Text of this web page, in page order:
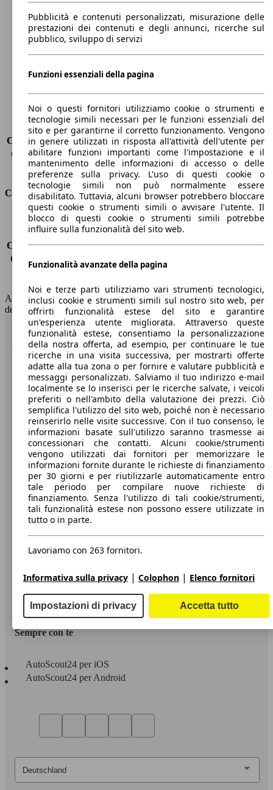
Lunghezza
4600 mm
Altezza
1490 mm
Larghezza
Peso massimo
1815 kg
Sedili
5
Carico sul tetto
-
Capacità di traino (senza freni) -
Capacità di traino (con freni)
350 kg
Volume del bagagliaio
530 - 1658 l
Consumi
Emissioni di CO2*
92 g/km (komb.)
Consumo (urbano)
3.9 l/100km
Consumo (extra-urbano) 3.9 l/100km
Consumo (combinato)*
4.0 l/100km
Capacità del serbatoio
45 l
AutoScout24 non si assume alcuna responsabilità per la correttezza
dei dati.
Torna su
Benvenuti su AutoScout24, il mercato auto europeo.
Società
A proposito di AutoScout24
Stampa
Media
Condizioni generali
Informazioni
Privacy
Dichiarazione di Accessibilità
Servizi
Area rivenditori
Sempre con te
AutoScout24 per iOS
AutoScout24 per Android
Pubblicità e contenuti personalizzati, misurazione delle
prestazioni dei contenuti e degli annunci, ricerche sul
pubblico, sviluppo di servizi
Funzioni essenziali della pagina
Noi o questi fornitori utilizziamo cookie o strumenti e
tecnologie simili necessari per le funzioni essenziali del
sito e per garantirne il corretto funzionamento. Vengono
in genere utilizzati in risposta all'attività dell'utente per
abilitare funzioni importanti come l'impostazione e il
mantenimento delle informazioni di accesso o delle
preferenze sulla privacy. L'uso di questi cookie o
tecnologie simili non può normalmente essere
disabilitato. Tuttavia, alcuni browser potrebbero bloccare
questi cookie o strumenti simili o avvisare l'utente. Il
blocco di questi cookie o strumenti simili potrebbe
influire sulla funzionalità del sito web.
Funzionalità avanzate della pagina
Noi e terze parti utilizziamo vari strumenti tecnologici,
inclusi cookie e strumenti simili sul nostro sito web, per
offrirti funzionalità estese del sito e garantire
un'esperienza utente migliorata. Attraverso queste
funzionalità estese, consentiamo la personalizzazione
della nostra offerta, ad esempio, per continuare le tue
ricerche in una visita successiva, per mostrarti offerte
adatte alla tua zona o per fornire e valutare pubblicità e
messaggi personalizzati. Salviamo il tuo indirizzo e-mail
localmente se lo inserisci per le ricerche salvate, i veicoli
preferiti o nell'ambito della valutazione dei prezzi. Ciò
semplifica l'utilizzo del sito web, poiché non è necessario
reinserirlo nelle visite successive. Con il tuo consenso, le
informazioni basate sull'utilizzo saranno trasmesse ai
concessionari che contatti. Alcuni cookie/strumenti
vengono utilizzati dai fornitori per memorizzare le
informazioni fornite durante le richieste di finanziamento
per 30 giorni e per riutilizzarle automaticamente entro
tale periodo per compilare nuove richieste di
finanziamento. Senza l'utilizzo di tali cookie/strumenti,
tali funzionalità estese non possono essere utilizzate in
tutto o in parte.
Lavoriamo con 263 fornitori.
Informativa sulla privacy | Colophon | Elenco fornitori
Impostazioni di privacy Accetta tutto